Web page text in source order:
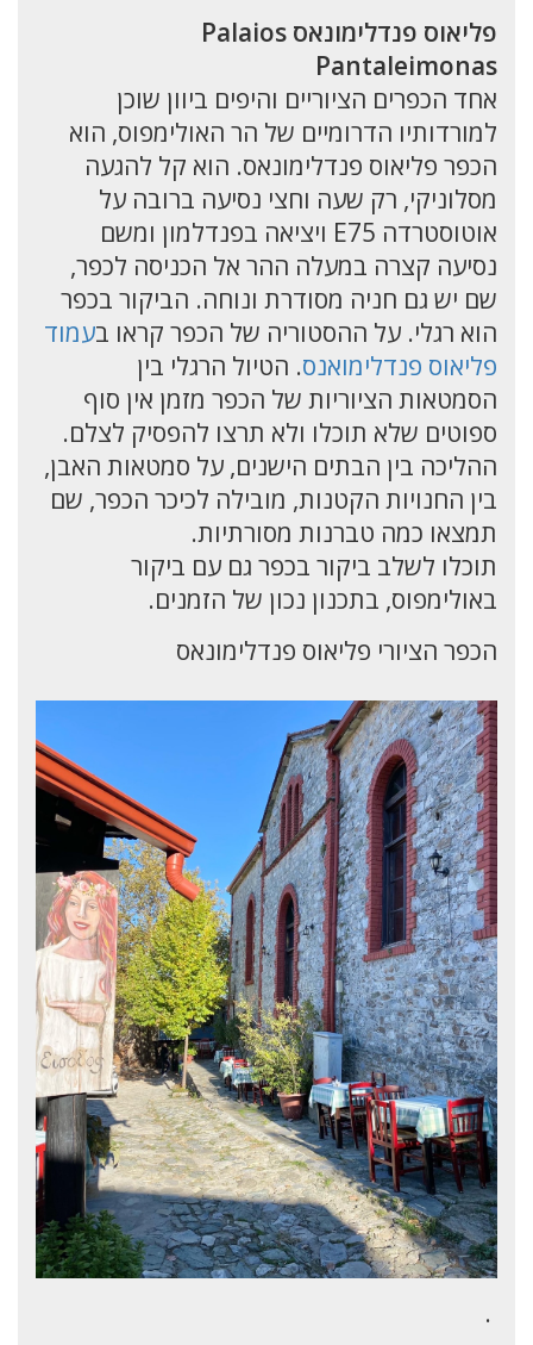
פליאוס פנדלימונאס Palaios
Pantaleimonas
אחד הכפרים הציוריים והיפים ביוון שוכן
למורדותיו הדרומיים של הר האולימפוס, הוא
הכפר פליאוס פנדלימונאס. הוא קל להגעה
מסלוניקי, רק שעה וחצי נסיעה ברובה על
אוטוסטרדה E75 ויציאה בפנדלמון ומשם
נסיעה קצרה במעלה ההר אל הכניסה לכפר,
שם יש גם חניה מסודרת ונוחה. הביקור בכפר
הוא רגלי. על ההסטוריה של הכפר קראו בעמוד
פליאוס פנדלימואנס. הטיול הרגלי בין
הסמטאות הציוריות של הכפר מזמן אין סוף
ספוטים שלא תוכלו ולא תרצו להפסיק לצלם.
ההליכה בין הבתים הישנים, על סמטאות האבן,
בין החנויות הקטנות, מובילה לכיכר הכפר, שם
תמצאו כמה טברנות מסורתיות.
תוכלו לשלב ביקור בכפר גם עם ביקור
באולימפוס, בתכנון נכון של הזמנים.
הכפר הציורי פליאוס פנדלימונאס
.